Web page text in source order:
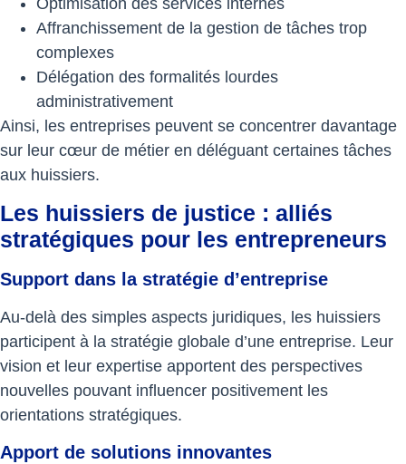
Affranchissement de la gestion de tâches trop
complexes
Délégation des formalités lourdes
administrativement
Ainsi, les entreprises peuvent se concentrer davantage
sur leur cœur de métier en déléguant certaines tâches
aux huissiers.
Les huissiers de justice : alliés
stratégiques pour les entrepreneurs
Support dans la stratégie d’entreprise
Au-delà des simples aspects juridiques, les huissiers
participent à la stratégie globale d’une entreprise. Leur
vision et leur expertise apportent des perspectives
nouvelles pouvant influencer positivement les
orientations stratégiques.
Apport de solutions innovantes